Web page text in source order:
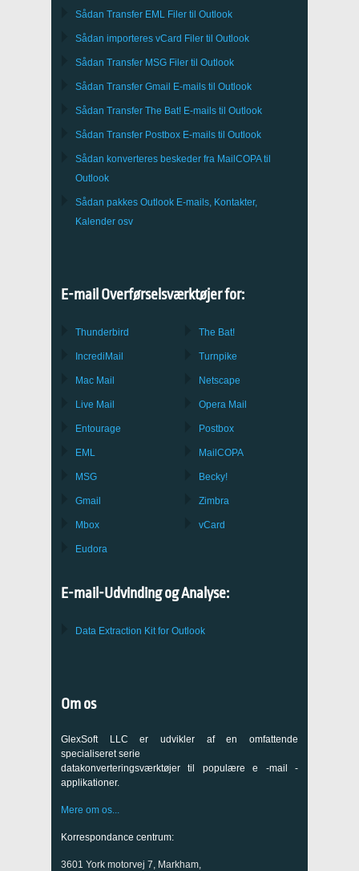
Sådan Transfer EML Filer til Outlook
Sådan importeres vCard Filer til Outlook
Sådan Transfer MSG Filer til Outlook
Sådan Transfer Gmail E-mails til Outlook
Sådan Transfer The Bat! E-mails til Outlook
Sådan Transfer Postbox E-mails til Outlook
Sådan konverteres beskeder fra MailCOPAtil
Outlook
Sådan pakkes Outlook E-mails, Kontakter,
Kalender osv
E-mail Overførselsværktøjer for:
Thunderbird
IncrediMail
Mac Mail
Live Mail
Entourage
EML
MSG
Gmail
Mbox
Eudora
The Bat!
Turnpike
Netscape
Opera Mail
Postbox
MailCOPA
Becky!
Zimbra
vCard
E-mail-Udvinding og Analyse:
Data Extraction Kit for Outlook
Om os
GlexSoft LLC er udvikler af en omfattende
specialiseret serie
datakonverteringsværktøjer til populære e -mail -
applikationer.
Mere om os...
Korrespondance centrum:
3601 York motorvej 7, Markham,